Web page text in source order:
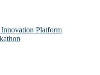
Platform